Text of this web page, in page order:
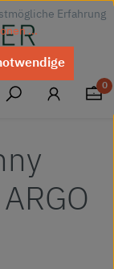
0
Erfahrung
...